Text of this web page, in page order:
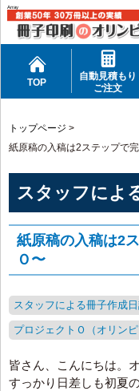
Array
TOP
自動見積もり
ご注文
トップページ >
紙原稿の入稿は2ステップで
スタッフによ
紙原稿の入稿は2
Ｏ〜
スタッフによる冊子作成
プロジェクトＯ（オリンピ
皆さん、こんにちは。
すっかり日差しも初夏